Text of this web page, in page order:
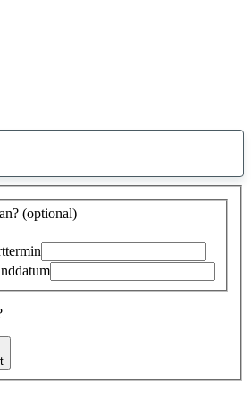
gefundener
Vorschlag
(optional)